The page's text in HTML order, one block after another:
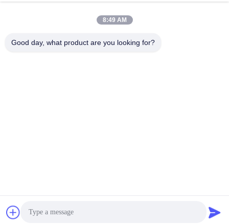
Sensörü Tedarikçi. Telif Hakkı © 2022-2026 Ruian wego auto
parts co.,ltd Hepsi. Haklar korunmuş.
8:49 AM
Good day, what product are you looking for?